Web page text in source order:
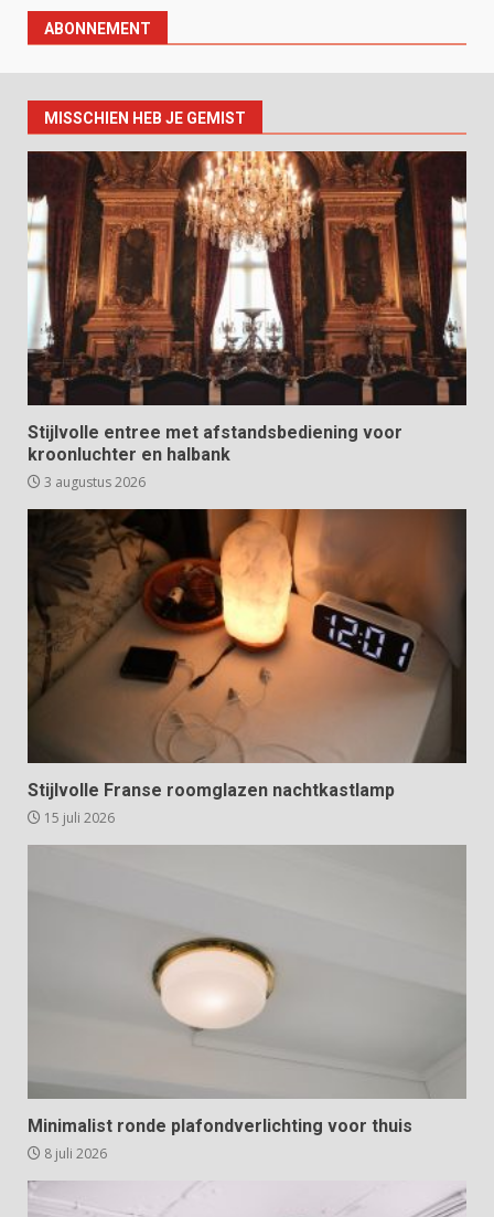
ABONNEMENT
MISSCHIEN HEB JE GEMIST
Stijlvolle entree met afstandsbediening voor
kroonluchter en halbank
3 augustus 2026
Stijlvolle Franse roomglazen nachtkastlamp
15 juli 2026
Minimalist ronde plafondverlichting voor thuis
8 juli 2026